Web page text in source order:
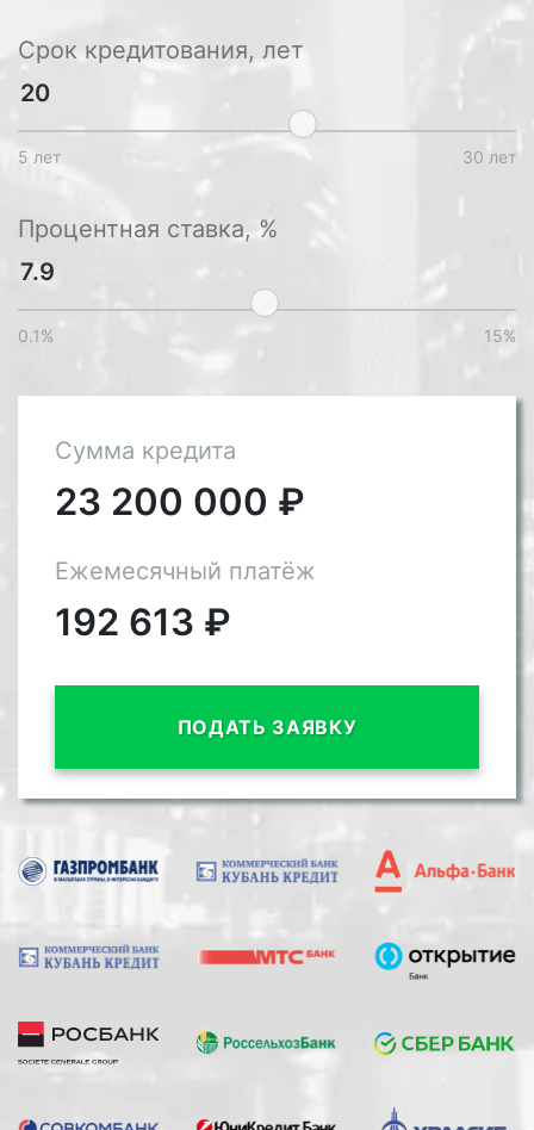
Срок кредитования, лет
5 лет 30 лет
Процентная ставка, %
0.1% 15%
Сумма кредита
23 200 000 ₽
Ежемесячный платёж
192 613 ₽
ПОДАТЬ ЗАЯВКУ